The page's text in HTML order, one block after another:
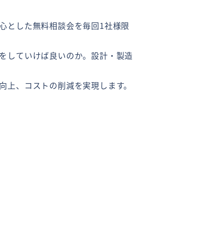
とした無料相談会を毎回1社様限
していけば良いのか。設計・製造
、コストの削減を実現します。